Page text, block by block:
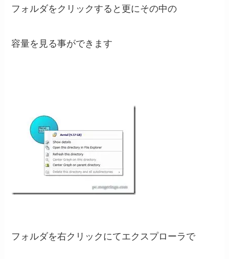
フォルダをクリックすると更にその中の
容量を見る事ができます
フォルダを右クリックにてエクスプローラで